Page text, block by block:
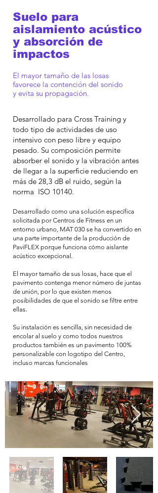
Suelo para
aislamiento acústico
y absorción de
impactos
El mayor tamaño de las losas
favorece la contención del sonido
y evita su propagación.
Desarrollado para Cross Training y
todo tipo de actividades de uso
intensivo con peso libre y equipo
pesado. Su composición permite
absorber el sonido y la vibración antes
de llegar a la superficie reduciendo en
más de 28,3 dB el ruido, según la
norma ISO 10140.
Desarrollado como una solución específica
solicitada por Centros de Fitness en un
entorno urbano, MAT 030 se ha convertido en
una parte importante de la producción de
PaviFLEX porque funciona cómo aislante
acústico excepcional.
El mayor tamaño de sus losas, hace que el
pavimento contenga menor número de juntas
de unión, por lo que existen menos
posibilidades de que el sonido se filtre entre
ellas.
Su instalación es sencilla, sin necesidad de
encolar al suelo y como todos nuestros
productos también es un pavimento 100%
personalizable con logotipo del Centro,
incluso marcas funcionales